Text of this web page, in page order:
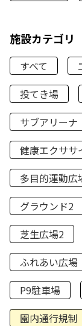
施設カテゴリ
すべて
投てき場
サブアリーナ
健康エクササ
多目的運動広
グラウンド2
芝生広場2
ふれあい広場
P9駐車場
園内通行規制